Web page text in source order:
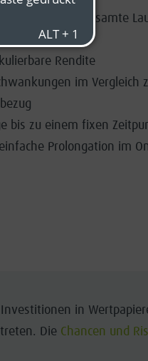
über die gesamte
Rendite
im Vergleich
bis zu einem fixen
Prolongation im
in
Die Chancen und